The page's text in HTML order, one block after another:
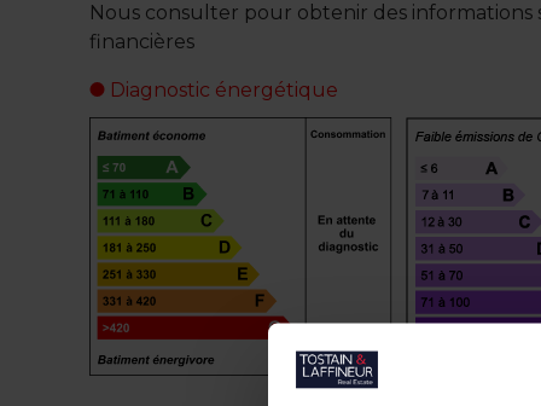
Nous consulter pour obtenir des informations
financières
Diagnostic énergétique